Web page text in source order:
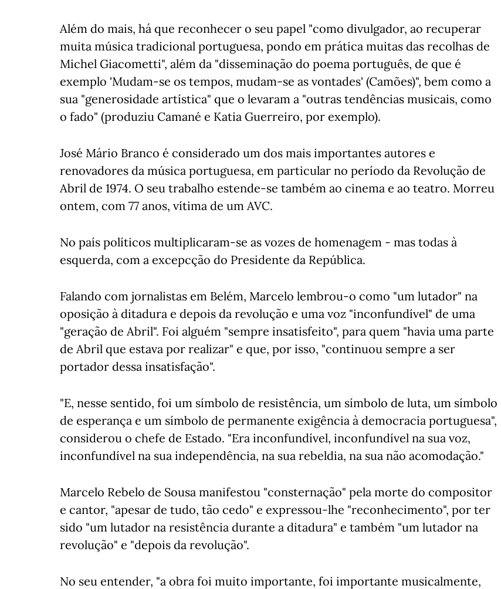
Além do mais, há que reconhecer o seu papel "como divulgador, ao recuperar
muita música tradicional portuguesa, pondo em prática muitas das recolhas de
Michel Giacometti", além da "disseminação do poema português, de que é
exemplo 'Mudam-se os tempos, mudam-se as vontades' (Camões)", bem como a
sua "generosidade artística" que o levaram a "outras tendências musicais, como
o fado" (produziu Camané e Katia Guerreiro, por exemplo).
José Mário Branco é considerado um dos mais importantes autores e
renovadores da música portuguesa, em particular no período da Revolução de
Abril de 1974. O seu trabalho estende-se também ao cinema e ao teatro. Morreu
ontem, com 77 anos, vítima de um AVC.
No país políticos multiplicaram-se as vozes de homenagem - mas todas à
esquerda, com a excepcção do Presidente da República.
Falando com jornalistas em Belém, Marcelo lembrou-o como "um lutador" na
oposição à ditadura e depois da revolução e uma voz "inconfundível" de uma
"geração de Abril". Foi alguém "sempre insatisfeito", para quem "havia uma parte
de Abril que estava por realizar" e que, por isso, "continuou sempre a ser
portador dessa insatisfação".
"E, nesse sentido, foi um símbolo de resistência, um símbolo de luta, um símbolo
de esperança e um símbolo de permanente exigência à democracia portuguesa",
considerou o chefe de Estado. "Era inconfundível, inconfundível na sua voz,
inconfundível na sua independência, na sua rebeldia, na sua não acomodação."
Marcelo Rebelo de Sousa manifestou "consternação" pela morte do compositor
e cantor, "apesar de tudo, tão cedo" e expressou-lhe "reconhecimento", por ter
sido "um lutador na resistência durante a ditadura" e também "um lutador na
revolução" e "depois da revolução".
No seu entender, "a obra foi muito importante, foi importante musicalmente,